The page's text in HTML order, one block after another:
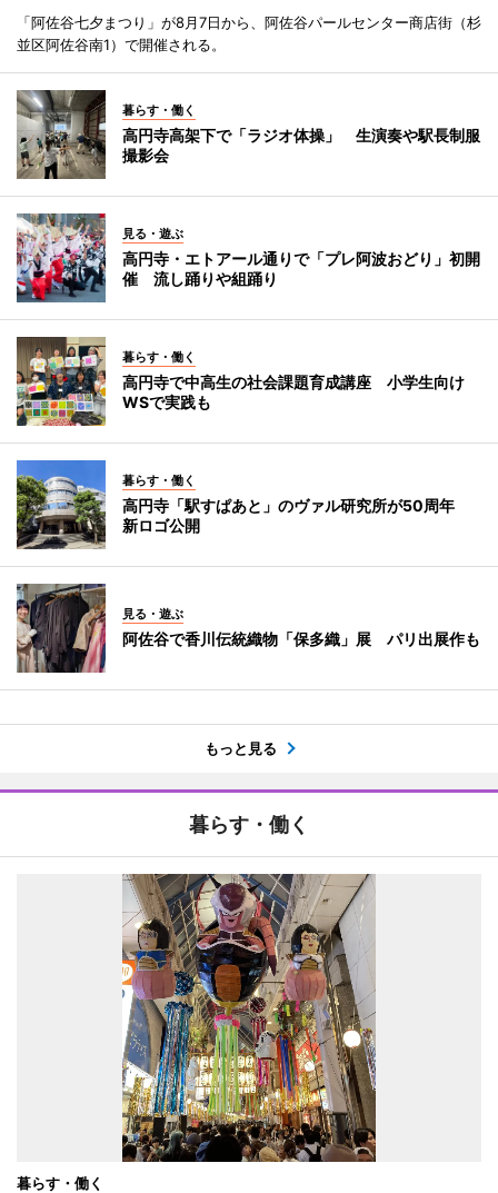
「阿佐谷七夕まつり」が8月7日から、阿佐谷パールセンター商店街（杉
並区阿佐谷南1）で開催される。
暮らす・働く
高円寺高架下で「ラジオ体操」 生演奏や駅長制服
撮影会
見る・遊ぶ
高円寺・エトアール通りで「プレ阿波おどり」初開
催 流し踊りや組踊り
暮らす・働く
高円寺で中高生の社会課題育成講座 小学生向け
WSで実践も
暮らす・働く
高円寺「駅すぱあと」のヴァル研究所が50周年
新ロゴ公開
見る・遊ぶ
阿佐谷で香川伝統織物「保多織」展 パリ出展作も
もっと見る
暮らす・働く
暮らす・働く